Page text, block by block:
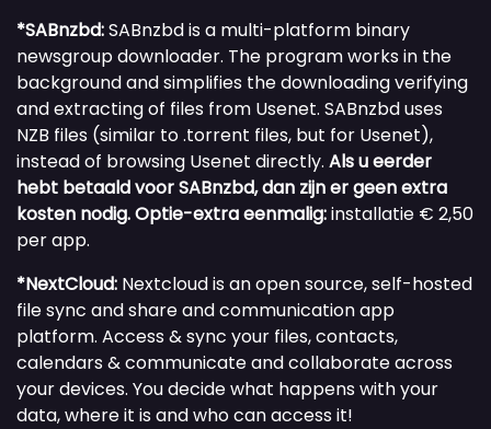
*SABnzbd:SABnzbd is a multi-platform binary
newsgroup downloader. The program works in the
background and simplifies the downloading verifying
and extracting of files from Usenet. SABnzbd uses
NZB files (similar to .torrent files, but for Usenet),
instead of browsing Usenet directly. Als u eerder
hebt betaald voor SABnzbd, dan zijn er geen extra
kosten nodig.Optie-extra eenmalig:installatie € 2,50
per app.
*NextCloud: Nextcloud is an open source, self-hosted
file sync and share and communication app
platform. Access & sync your files, contacts,
calendars & communicate and collaborate across
your devices. You decide what happens with your
data, where it is and who can access it!